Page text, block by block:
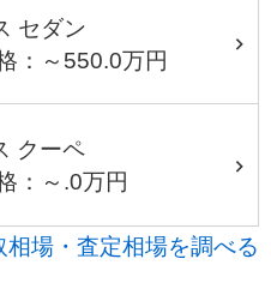
セダン
：～550.0万円
クーペ
：～.0万円
場・査定相場を調べる